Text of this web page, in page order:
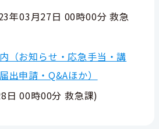
年03月27日 00時00分 救急
（お知らせ・応急手当・講
出申請・Q&Aほか）
日 00時00分 救急課)